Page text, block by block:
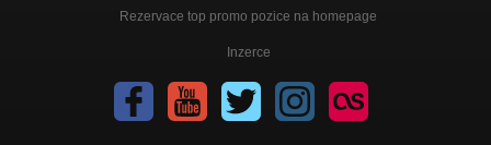
Rezervace top promo pozice na homepage
Inzerce